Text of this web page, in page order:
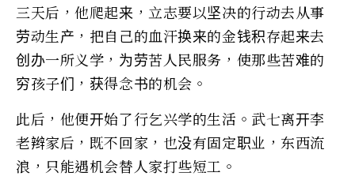
三天后，他爬起来，立志要以坚决的行动去从事
劳动生产，把自己的血汗换来的金钱积存起来去
创办一所义学，为劳苦人民服务，使那些苦难的
穷孩子们，获得念书的机会。
此后，他便开始了行乞兴学的生活。武七离开李
老辫家后，既不回家，也没有固定职业，东西流
浪，只能遇机会替人家打些短工。